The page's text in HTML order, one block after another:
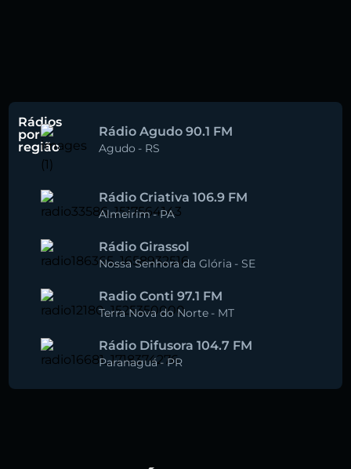
Rádios
por
região
Rádio Agudo 90.1 FM
Agudo - RS
Rádio Criativa 106.9 FM
Almeirim-PA
Rádio Girassol
Nossa Senhora da Glória - SE
Radio Conti 97.1 FM
Terra Nova do Norte - MT
Rádio Difusora 104.7 FM
Paranaguá-PR